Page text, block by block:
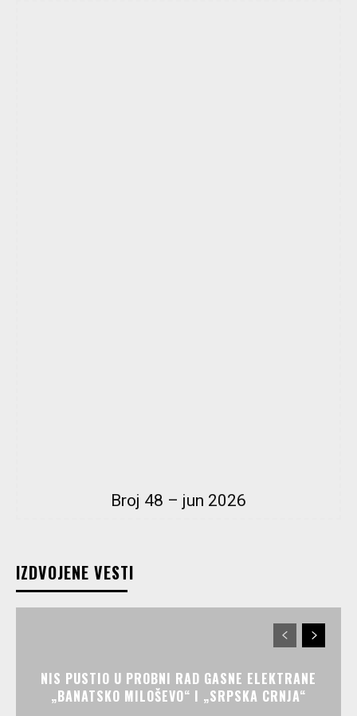
Broj 48 – jun 2026
IZDVOJENE VESTI
NIS PUSTIO U PROBNI RAD GASNE ELEKTRANE
„BANATSKO MILOŠEVO“ I „SRPSKA CRNJA“